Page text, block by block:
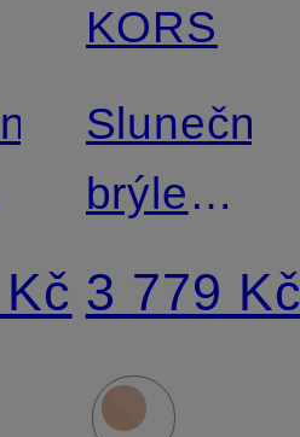
KORS
Sluneční
brýle
MK5004
3 779